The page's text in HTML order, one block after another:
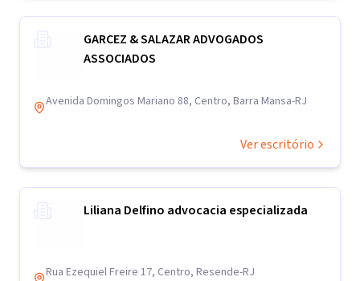
GARCEZ & SALAZAR ADVOGADOS
ASSOCIADOS
Avenida Domingos Mariano 88, Centro, Barra Mansa-RJ
Ver escritório
Liliana Delfino advocacia especializada
Rua Ezequiel Freire 17, Centro, Resende-RJ